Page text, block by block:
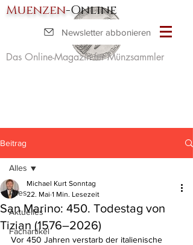
Muenzen-Online
Das Online-Magazin für Münzsammler
Newsletter abbonieren
Beitrag
Alles
Aktuelles
Fachartikel
Alles
San Marino: 450. Todestag von
Tizian (1576–2026)
Michael Kurt Sonntag
22. Mai 1 Min. Lesezeit
Vor 450 Jahren verstarb der italienische